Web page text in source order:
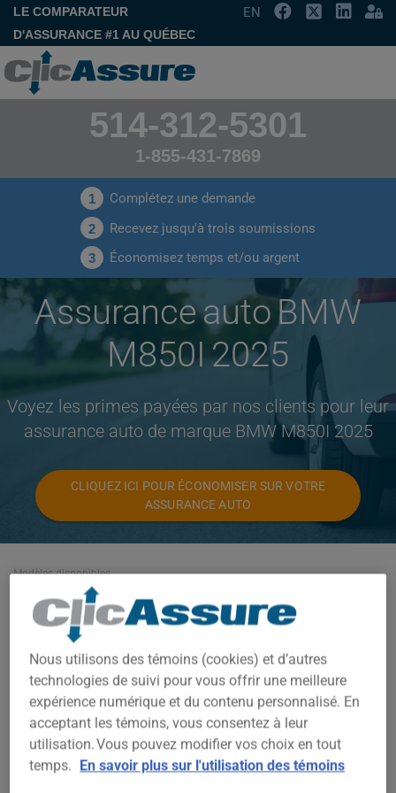
LE COMPARATEUR
D'ASSURANCE #1 AU QUÉBEC
EN
514-312-5301
1-855-431-7869
1 Complétez une demande
2 Recevez jusqu'à trois soumissions
3 Économisez temps et/ou argent
Assurance auto BMW
M850I 2025
Voyez les primes payées par nos clients pour leur
assurance auto de marque BMW M850I 2025
CLIQUEZ ICI POUR ÉCONOMISER SUR VOTRE
ASSURANCE AUTO
Modèles disponibles
M850I
2025
Villes
TOUTES LES VILLES
Nous utilisons des témoins (cookies) et d’autres
technologies de suivi pour vous offrir une meilleure
expérience numérique et du contenu personnalisé. En
acceptant les témoins, vous consentez à leur
utilisation. Vous pouvez modifier vos choix en tout
temps. En savoir plus sur l'utilisation des témoins